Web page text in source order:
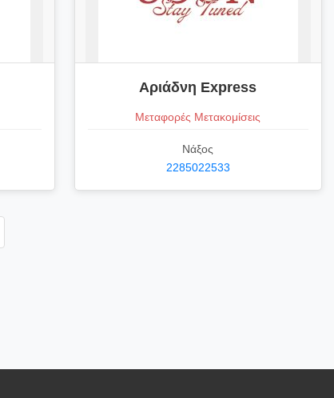
Αριάδνη Express
Μεταφορές Μετακομίσεις
Νάξος
2285022533